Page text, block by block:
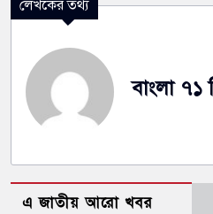
লেখকের তথ্য
বাংলা ৭১
এ জাতীয় আরো খবর